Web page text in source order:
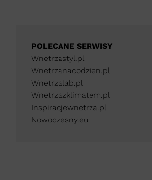
POLECANE SERWISY
Wnetrzastyl.pl
Wnetrzanacodzien.pl
Wnetrzalab.pl
Wnetrzazklimatem.pl
Inspiracjewnetrza.pl
Nowoczesny.eu